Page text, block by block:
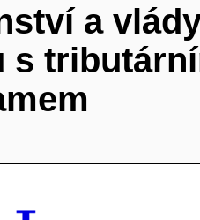
a
s